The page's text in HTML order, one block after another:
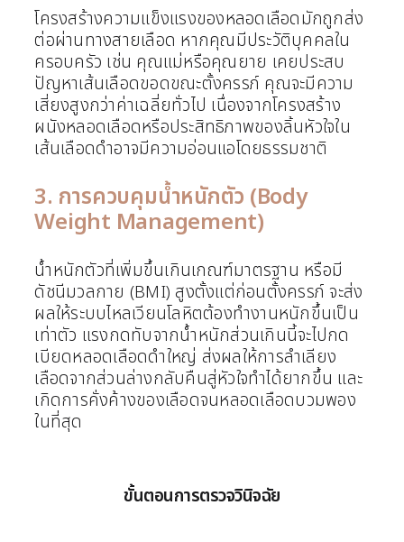
โครงสร้างความแข็งแรงของหลอดเลือดมักถูกส่ง
ต่อผ่านทางสายเลือด หากคุณมีประวัติบุคคลใน
ครอบครัว เช่น คุณแม่หรือคุณยาย เคยประสบ
ปัญหาเส้นเลือดขอดขณะตั้งครรภ์ คุณจะมีความ
เสี่ยงสูงกว่าค่าเฉลี่ยทั่วไป เนื่องจากโครงสร้าง
ผนังหลอดเลือดหรือประสิทธิภาพของลิ้นหัวใจใน
เส้นเลือดดำอาจมีความอ่อนแอโดยธรรมชาติ
3. การควบคุมน้ำหนักตัว (Body
Weight Management)
น้ำหนักตัวที่เพิ่มขึ้นเกินเกณฑ์มาตรฐาน หรือมี
ดัชนีมวลกาย (BMI) สูงตั้งแต่ก่อนตั้งครรภ์ จะส่ง
ผลให้ระบบไหลเวียนโลหิตต้องทำงานหนักขึ้นเป็น
เท่าตัว แรงกดทับจากน้ำหนักส่วนเกินนี้จะไปกด
เบียดหลอดเลือดดำใหญ่ ส่งผลให้การลำเลียง
เลือดจากส่วนล่างกลับคืนสู่หัวใจทำได้ยากขึ้น และ
เกิดการคั่งค้างของเลือดจนหลอดเลือดบวมพอง
ในที่สุด
ขั้นตอนการตรวจวินิจฉัย